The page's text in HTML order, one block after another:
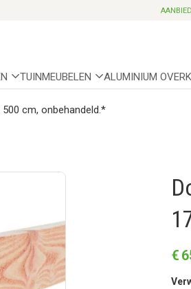
TUINMEUBELEN ALUMINIUM
cm, onbehandeld.*
€